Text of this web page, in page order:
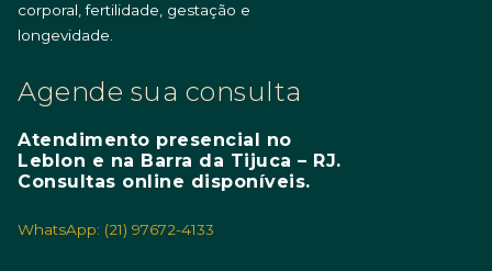
corporal, fertilidade, gestação e
longevidade.
Agende sua consulta
Atendimento presencial no
Leblon e na Barra da Tijuca – RJ.
Consultas online disponíveis.
WhatsApp: (21) 97672-4133